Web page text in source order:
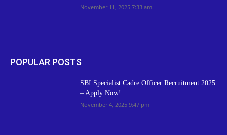
November 11, 2025 7:33 am
POPULAR POSTS
SBI Specialist Cadre Officer Recruitment 2025
– Apply Now!
November 4, 2025 9:47 pm